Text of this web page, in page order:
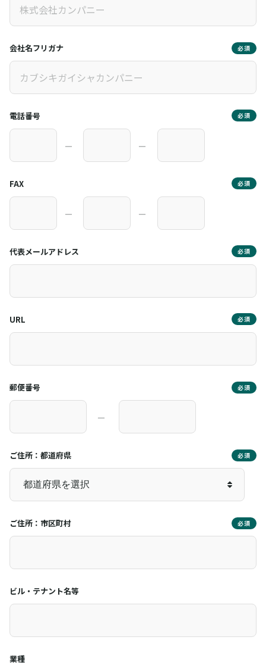
会社名フリガナ 必須
電話番号 必須
― ―
FAX 必須
― ―
代表メールアドレス 必須
URL 必須
郵便番号 必須
―
ご住所：都道府県 必須
ご住所：市区町村 必須
ビル・テナント名等
業種